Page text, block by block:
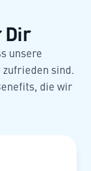
Dir
unsere
sind.
die wir